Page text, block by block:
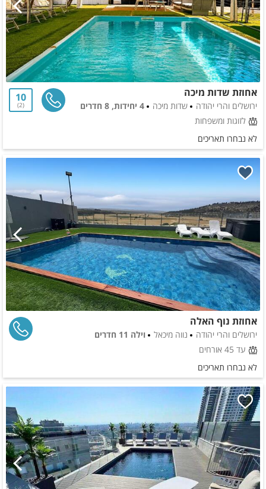
אחוזת שדות מיכה
ירושלים והרי יהודה שדות מיכה
4 יחידות, 8 חדרים
לזוגות ומשפחות
10
2
לא נבחרו תאריכים
אחוזת נוף האלה
ירושלים והרי יהודה נווה מיכאל
וילה 11 חדרים
עד 45 אורחים
לא נבחרו תאריכים